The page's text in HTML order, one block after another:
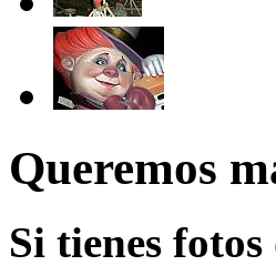
Queremos
Si tienes